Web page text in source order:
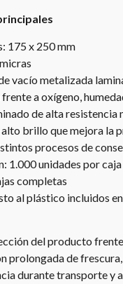
175 x 250 mm
vacío metalizada
a oxígeno,
de alta resistencia
brillo que mejora la
procesos de
1.000 unidades por caja
completas
al plástico incluidos
del producto
prolongada de
durante transporte y